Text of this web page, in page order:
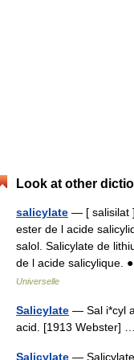
Look at other
salicylate — [ salisilat
ester de l acide
salol. Salicylate de
de l acide salicylique.
Universelle
Salicylate — Sal i*cyl
acid. [1913 Webster]
Salicylate —